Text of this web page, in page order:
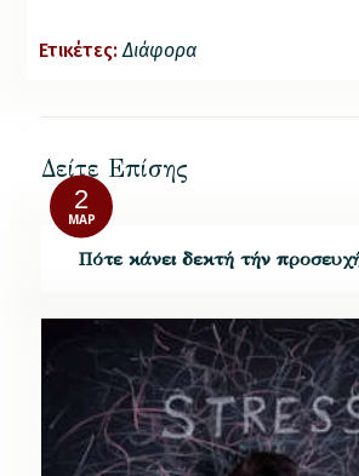
Ετικέτες: Διάφορα
Δείτε Επίσης
2
ΜΑΡ
Πότε κάνει δεκτή τήν